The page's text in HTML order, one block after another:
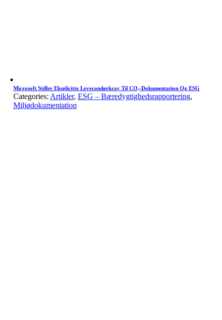
Microsoft Stiller Eksplicitte Leverandørkrav Til CO₂-Dokumentation Og ESG
Categories: Artikler, ESG – Bæredygtighedsrapportering,
Miljødokumentation